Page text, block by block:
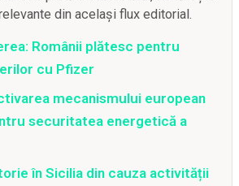
din același flux editorial.
Românii plătesc pentru
cu Pfizer
mecanismului european
securitatea energetică a
în Sicilia din cauza activității